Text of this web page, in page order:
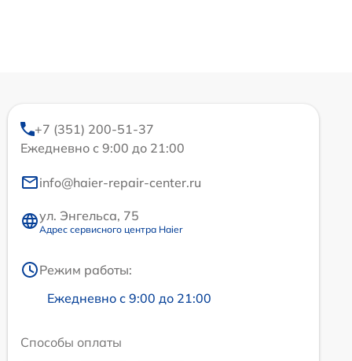
+7 (351) 200-51-37
Ежедневно с 9:00 до 21:00
info@haier-repair-center.ru
ул. Энгельса, 75
Адрес сервисного центра Haier
Режим работы:
Ежедневно с 9:00 до 21:00
Способы оплаты